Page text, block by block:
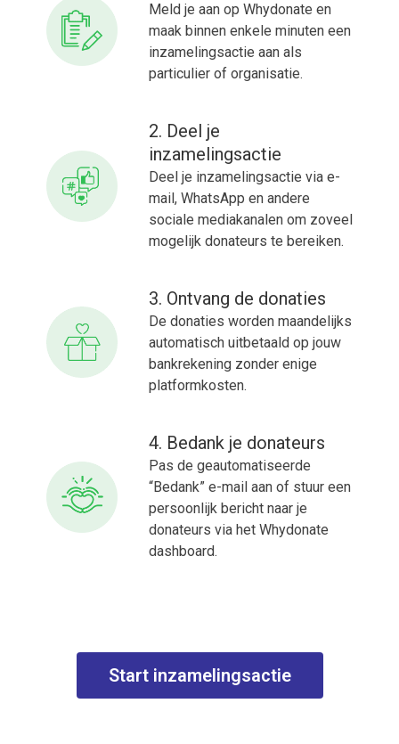
Meld je aan op Whydonate en
maak binnen enkele minuten een
inzamelingsactie aan als
particulier of organisatie.
2. Deel je
inzamelingsactie
Deel je inzamelingsactie via e-
mail, WhatsApp en andere
sociale mediakanalen om zoveel
mogelijk donateurs te bereiken.
3. Ontvang de donaties
De donaties worden maandelijks
automatisch uitbetaald op jouw
bankrekening zonder enige
platformkosten.
4. Bedank je donateurs
Pas de geautomatiseerde
“Bedank” e-mail aan of stuur een
persoonlijk bericht naar je
donateurs via het Whydonate
dashboard.
Start inzamelingsactie